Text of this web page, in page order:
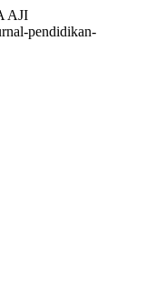
AJI
pendidikan-